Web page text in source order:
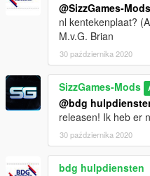
@SizzGames-Mods
nl kentekenplaat?
M.v.G. Brian
30 października 2020
SizzGames-Mods
@bdg
releasen! Ik heb er
30 października 2020
bdg hulpdiensten